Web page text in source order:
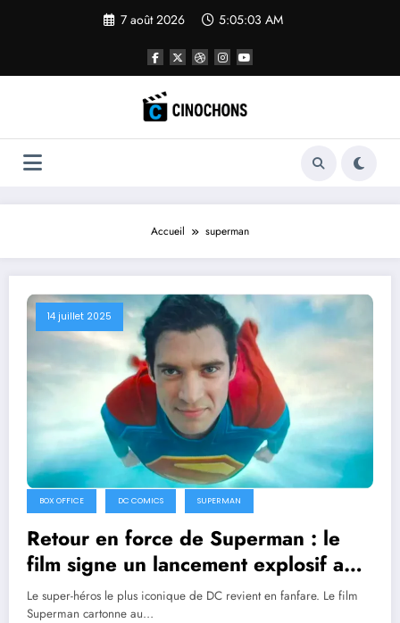
7 août 2026 5:05:04 AM
Accueil superman
14 juillet 2025
BOX OFFICE DC COMICS SUPERMAN
Retour en force de Superman : le
film signe un lancement explosif au
box-office
Le super-héros le plus iconique de DC revient en fanfare. Le film
Superman cartonne au…